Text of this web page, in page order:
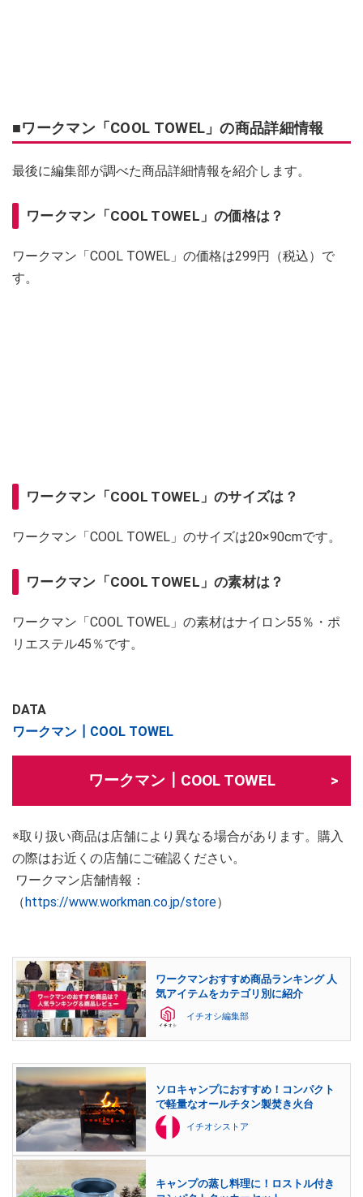
■ワークマン「COOL TOWEL」の商品詳細情報
最後に編集部が調べた商品詳細情報を紹介します。
ワークマン「COOL TOWEL」の価格は？
ワークマン「COOL TOWEL」の価格は299円（税込）で
す。
ワークマン「COOL TOWEL」のサイズは？
ワークマン「COOL TOWEL」のサイズは20×90cmです。
ワークマン「COOL TOWEL」の素材は？
ワークマン「COOL TOWEL」の素材はナイロン55％・ポ
リエステル45％です。
DATA
ワークマン┃COOL TOWEL
ワークマン┃COOL TOWEL
※取り扱い商品は店舗により異なる場合があります。購入
の際はお近くの店舗にご確認ください。
ワークマン店舗情報：
（ https://www.workman.co.jp/store）
ワークマンおすすめ商品ランキング 人
気アイテムをカテゴリ別に紹介
イチオシ編集部
ソロキャンプにおすすめ！コンパクト
で軽量なオールチタン製焚き火台
イチオシストア
キャンプの蒸し料理に！ロストル付き